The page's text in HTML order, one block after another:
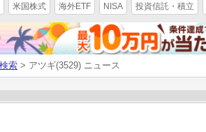
米国株式 海外ETF NISA 投資信託・積立
索 > アツギ(3529) ニュース